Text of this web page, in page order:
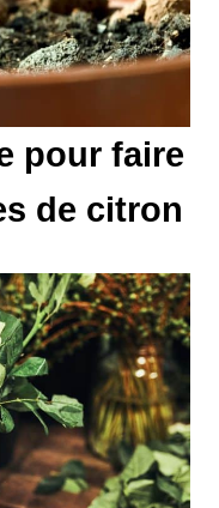
pour faire
de citron